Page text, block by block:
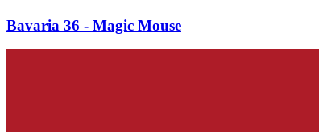
Bavaria 36 - Magic Mouse